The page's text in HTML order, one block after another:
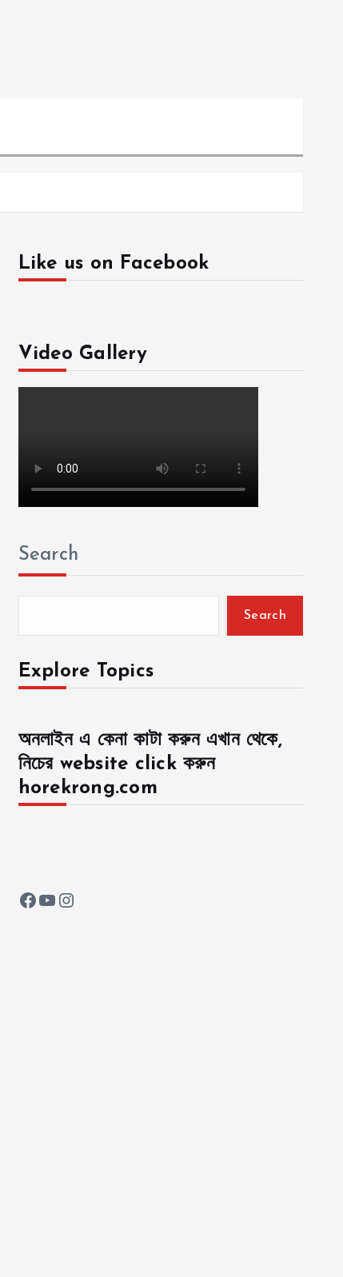
Like us on Facebook
Video Gallery
Search
Search
Explore Topics
অনলাইন এ কেনা কাটা করুন এখান থেকে,
নিচের website click করুন
horekrong.com
Facebook YouTube Instagram